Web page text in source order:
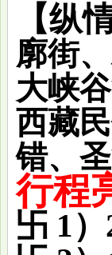
【纵
廓街
大峡
西藏
错、
行程
卐 1